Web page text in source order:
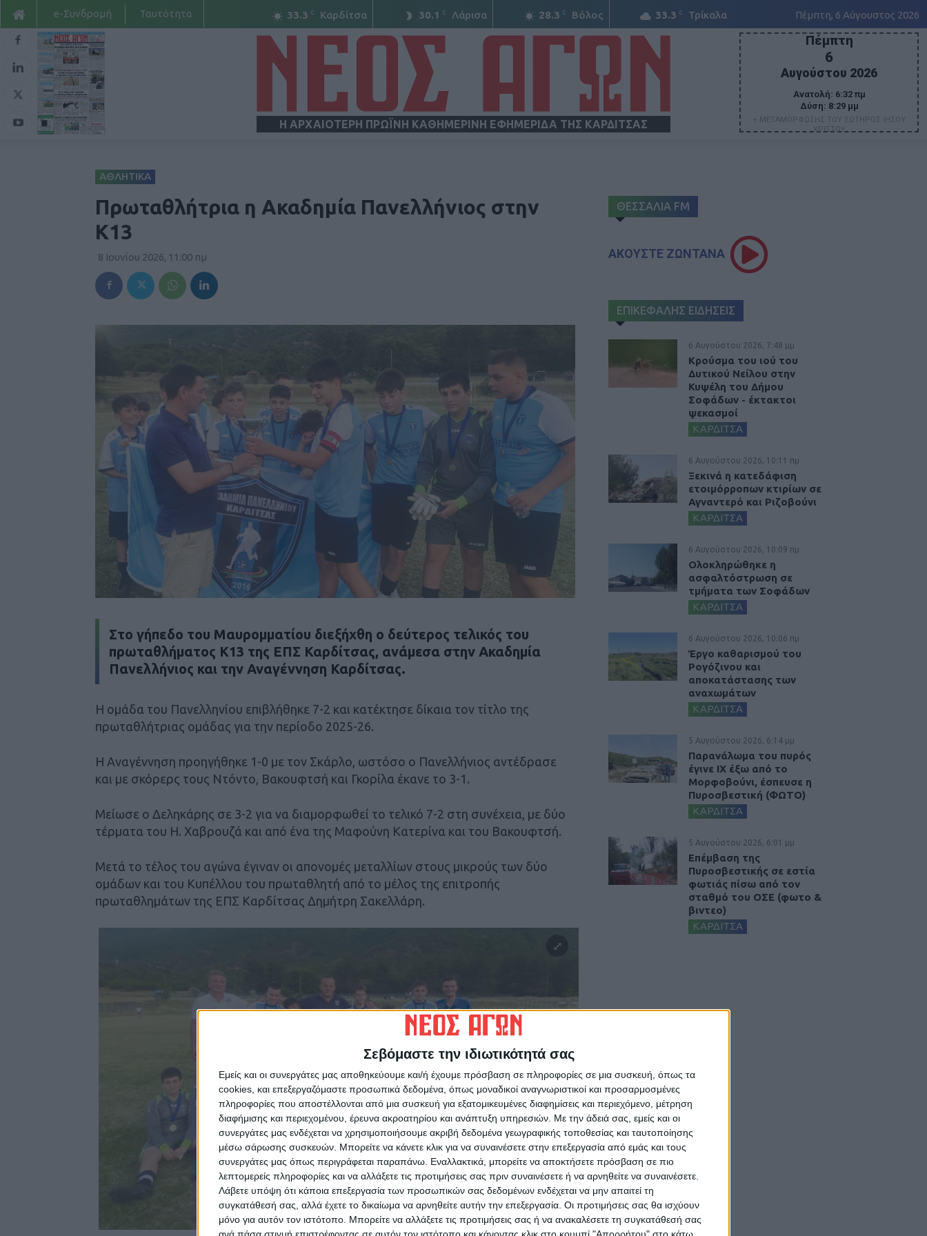
Σεβόμαστε την ιδιωτικότητά σας
Εμείς και οι συνεργάτες μας αποθηκεύουμε και/ή έχουμε πρόσβαση σε πληροφορίες σε μια συσκευή, όπως τα
cookies, και επεξεργαζόμαστε προσωπικά δεδομένα, όπως μοναδικοί αναγνωριστικοί και προσαρμοσμένες
πληροφορίες που αποστέλλονται από μια συσκευή για εξατομικευμένες διαφημίσεις και περιεχόμενο, μέτρηση
διαφήμισης και περιεχομένου, έρευνα ακροατηρίου και ανάπτυξη υπηρεσιών. Με την άδειά σας, εμείς και οι
συνεργάτες μας ενδέχεται να χρησιμοποιήσουμε ακριβή δεδομένα γεωγραφικής τοποθεσίας και ταυτοποίησης
μέσω σάρωσης συσκευών. Μπορείτε να κάνετε κλικ για να συναινέσετε στην επεξεργασία από εμάς και τους
συνεργάτες μας όπως περιγράφεται παραπάνω. Εναλλακτικά, μπορείτε να αποκτήσετε πρόσβαση σε πιο
λεπτομερείς πληροφορίες και να αλλάξετε τις προτιμήσεις σας πριν συναινέσετε ή να αρνηθείτε να συναινέσετε.
Λάβετε υπόψη ότι κάποια επεξεργασία των προσωπικών σας δεδομένων ενδέχεται να μην απαιτεί τη
συγκατάθεσή σας, αλλά έχετε το δικαίωμα να αρνηθείτε αυτήν την επεξεργασία. Οι προτιμήσεις σας θα ισχύουν
μόνο για αυτόν τον ιστότοπο. Μπορείτε να αλλάξετε τις προτιμήσεις σας ή να ανακαλέσετε τη συγκατάθεσή σας
33.3 C Καρδίτσα 30.1 C Λάρισα 28.3 C Βόλος 33.3 C Τρίκαλα Πέμπτη, 6 Αύγουστος 2026
e-Συνδρομή Ταυτότητα
Η ΑΡΧΑΙΟΤΕΡΗ ΠΡΩΪΝΗ ΚΑΘΗΜΕΡΙΝΗ ΕΦΗΜΕΡΙΔΑ ΤΗΣ ΚΑΡΔΙΤΣΑΣ
Πέμπτη
6
Αυγούστου 2026
Ανατολή: 6:32 πμ
Δύση: 8:29 μμ
+ ΜΕΤΑΜΟΡΦΩΣΗΣ ΤΟΥ ΣΩΤΗΡΟΣ ΙΗΣΟΥ
ΧΡΙΣΤΟΥ
ΑΘΛΗΤΙΚΑ
Πρωταθλήτρια η Ακαδημία Πανελλήνιος στην
Κ13
8 Ιουνίου 2026, 11:00 πμ
Στο γήπεδο του Μαυρομματίου διεξήχθη ο δεύτερος τελικός του
πρωταθλήματος Κ13 της ΕΠΣ Καρδίτσας, ανάμεσα στην Ακαδημία
Πανελλήνιος και την Αναγέννηση Καρδίτσας.
Η ομάδα του Πανελληνίου επιβλήθηκε 7-2 και κατέκτησε δίκαια τον τίτλο της
πρωταθλήτριας ομάδας για την περίοδο 2025-26.
Η Αναγέννηση προηγήθηκε 1-0 με τον Σκάρλο, ωστόσο ο Πανελλήνιος αντέδρασε
και με σκόρερς τους Ντόντο, Βακουφτσή και Γκορίλα έκανε το 3-1.
Μείωσε ο Δεληκάρης σε 3-2 για να διαμορφωθεί το τελικό 7-2 στη συνέχεια, με δύο
τέρματα του Η. Χαβρουζά και από ένα της Μαφούνη Κατερίνα και του Βακουφτσή.
Μετά το τέλος του αγώνα έγιναν οι απονομές μεταλλίων στους μικρούς των δύο
ομάδων και του Κυπέλλου του πρωταθλητή από το μέλος της επιτροπής
πρωταθλημάτων της ΕΠΣ Καρδίτσας Δημήτρη Σακελλάρη.
ΘΕΣΣΑΛΙΑ FM
ΑΚΟΥΣΤΕ ΖΩΝΤΑΝΑ
ΕΠΙΚΕΦΑΛΗΣ ΕΙΔΗΣΕΙΣ
6 Αυγούστου 2026, 7:48 μμ
Κρούσμα του ιού του
Δυτικού Νείλου στην
Κυψέλη του Δήμου
Σοφάδων - έκτακτοι
ψεκασμοί
ΚΑΡΔΙΤΣΑ
6 Αυγούστου 2026, 10:11 πμ
Ξεκινά η κατεδάφιση
ετοιμόρροπων κτιρίων σε
Αγναντερό και Ριζοβούνι
ΚΑΡΔΙΤΣΑ
6 Αυγούστου 2026, 10:09 πμ
Ολοκληρώθηκε η
ασφαλτόστρωση σε
τμήματα των Σοφάδων
ΚΑΡΔΙΤΣΑ
6 Αυγούστου 2026, 10:06 πμ
Έργο καθαρισμού του
Ρογόζινου και
αποκατάστασης των
αναχωμάτων
ΚΑΡΔΙΤΣΑ
5 Αυγούστου 2026, 6:14 μμ
Παρανάλωμα του πυρός
έγινε ΙΧ έξω από το
Μορφοβούνι, έσπευσε η
Πυροσβεστική (ΦΩΤΟ)
ΚΑΡΔΙΤΣΑ
5 Αυγούστου 2026, 6:01 μμ
Επέμβαση της
Πυροσβεστικής σε εστία
φωτιάς πίσω από τον
σταθμό του ΟΣΕ (φωτο &
βιντεο)
ΚΑΡΔΙΤΣΑ